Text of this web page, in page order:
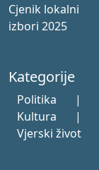
Cjenik lokalni
izbori 2025
Kategorije
Politika |
Kultura
|
Vjerski život